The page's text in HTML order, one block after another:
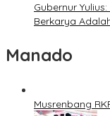
Gubernur
Berkarya
Manado
Musrenbang